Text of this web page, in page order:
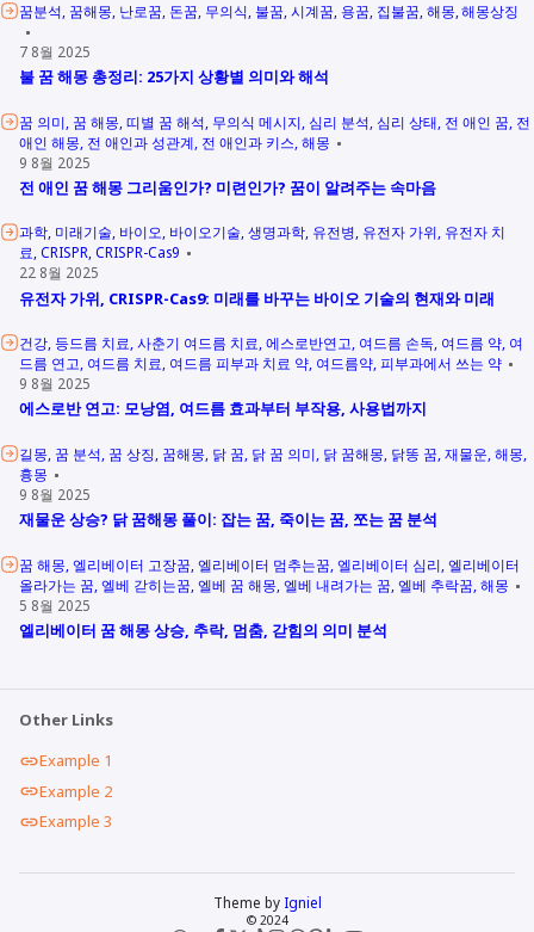
꿈분석 꿈해몽 난로꿈 돈꿈 무의식 불꿈 시계꿈 용꿈 집불꿈 해몽 해몽상징
7 8월 2025
불 꿈 해몽 총정리: 25가지 상황별 의미와 해석
꿈 의미 꿈 해몽 띠별 꿈 해석 무의식 메시지 심리 분석 심리 상태 전 애인 꿈 전
애인 해몽 전 애인과 성관계 전 애인과 키스 해몽
9 8월 2025
전 애인 꿈 해몽 그리움인가? 미련인가? 꿈이 알려주는 속마음
과학 미래기술 바이오 바이오기술 생명과학 유전병 유전자 가위 유전자 치
료 CRISPR CRISPR-Cas9
22 8월 2025
유전자 가위, CRISPR-Cas9: 미래를 바꾸는 바이오 기술의 현재와 미래
건강 등드름 치료 사춘기 여드름 치료 에스로반연고 여드름 손독 여드름 약 여
드름 연고 여드름 치료 여드름 피부과 치료 약 여드름약 피부과에서 쓰는 약
9 8월 2025
에스로반 연고: 모낭염, 여드름 효과부터 부작용, 사용법까지
길몽 꿈 분석 꿈 상징 꿈해몽 닭 꿈 닭 꿈 의미 닭 꿈해몽 닭똥 꿈 재물운 해몽
흉몽
9 8월 2025
재물운 상승? 닭 꿈해몽 풀이: 잡는 꿈, 죽이는 꿈, 쪼는 꿈 분석
꿈 해몽 엘리베이터 고장꿈 엘리베이터 멈추는꿈 엘리베이터 심리 엘리베이터
올라가는 꿈 엘베 갇히는꿈 엘베 꿈 해몽 엘베 내려가는 꿈 엘베 추락꿈 해몽
5 8월 2025
엘리베이터 꿈 해몽 상승, 추락, 멈춤, 갇힘의 의미 분석
Other Links
Example 1
Example 2
Example 3
Theme by Igniel
© 2024